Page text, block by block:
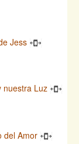
Jess
nuestra Luz
del Amor